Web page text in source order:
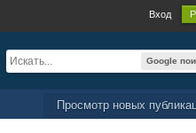
Вход
Google
Просмотр новых